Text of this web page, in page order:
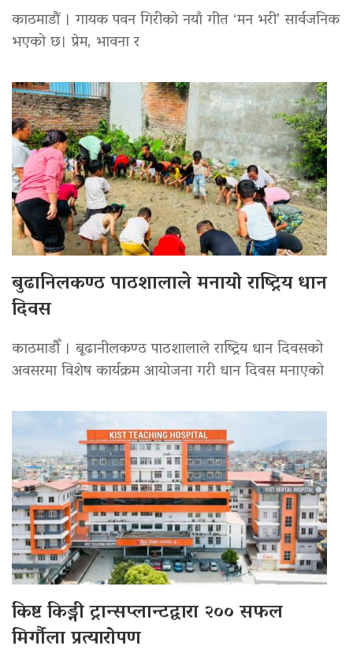
काठमाडौं । गायक पवन गिरीको नयाँ गीत ‘मन भरी’ सार्वजनिक
भएको छ। प्रेम, भावना र
बुढानिलकण्ठ पाठशालाले मनायो राष्ट्रिय धान
दिवस
काठमाडौँ । बूढानीलकण्ठ पाठशालाले राष्ट्रिय धान दिवसको
अवसरमा विशेष कार्यक्रम आयोजना गरी धान दिवस मनाएको
किष्ट किड्नी ट्रान्सप्लान्टद्वारा २०० सफल
मिर्गौला प्रत्यारोपण